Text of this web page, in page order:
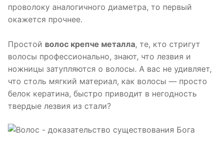
проволоку аналогичного диаметра, то первый
окажется прочнее.
Простой волос крепче металла, те, кто стригут
волосы профессионально, знают, что лезвия и
ножницы затупляются о волосы. А вас не удивляет,
что столь мягкий материал, как волосы — просто
белок кератина, быстро приводит в негодность
твердые лезвия из стали?